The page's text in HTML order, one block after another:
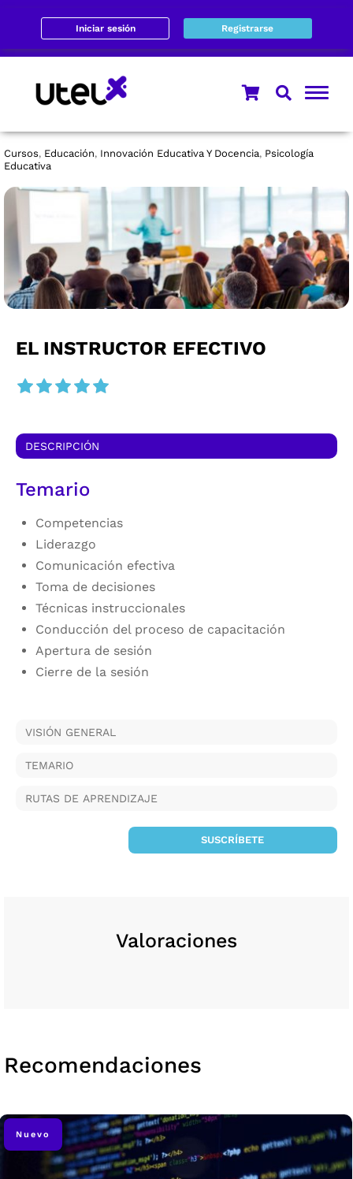
Iniciar sesión Registrarse
Cursos, Educación, Innovación Educativa Y Docencia, Psicología
Educativa
EL INSTRUCTOR EFECTIVO
DESCRIPCIÓN
Temario
Competencias
Liderazgo
Comunicación efectiva
Toma de decisiones
Técnicas instruccionales
Conducción del proceso de capacitación
Apertura de sesión
Cierre de la sesión
VISIÓN GENERAL
TEMARIO
RUTAS DE APRENDIZAJE
SUSCRÍBETE
Valoraciones
Recomendaciones
Nuevo